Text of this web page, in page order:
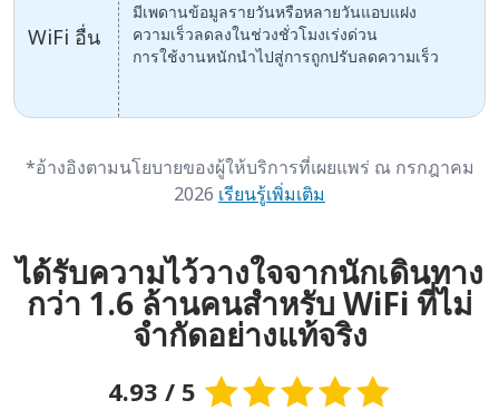
WiFi อื่น
มีเพดานข้อมูลรายวันหรือหลายวันแอบแฝง
ความเร็วลดลงในช่วงชั่วโมงเร่งด่วน
การใช้งานหนักนำไปสู่การถูกปรับลดความเร็ว
*อ้างอิงตามนโยบายของผู้ให้บริการที่เผยแพร่ ณ กรกฎาคม
2026 เรียนรู้เพิ่มเติม
ได้รับความไว้วางใจจากนักเดินทาง
กว่า 1.6 ล้านคนสำหรับ WiFi ที่ไม่
จำกัดอย่างแท้จริง
4.93 / 5